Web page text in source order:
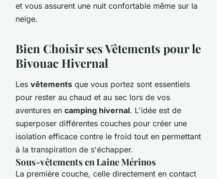
et vous assurent une nuit confortable même sur la
neige.
Bien Choisir ses Vêtements pour le
Bivouac Hivernal
Les vêtements que vous portez sont essentiels
pour rester au chaud et au sec lors de vos
aventures en camping hivernal. L'idée est de
superposer différentes couches pour créer une
isolation efficace contre le froid tout en permettant
à la transpiration de s'échapper.
Sous-vêtements en Laine Mérinos
La première couche, celle directement en contact